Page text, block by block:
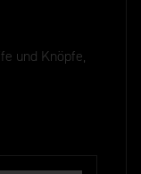
und Knöpfe,